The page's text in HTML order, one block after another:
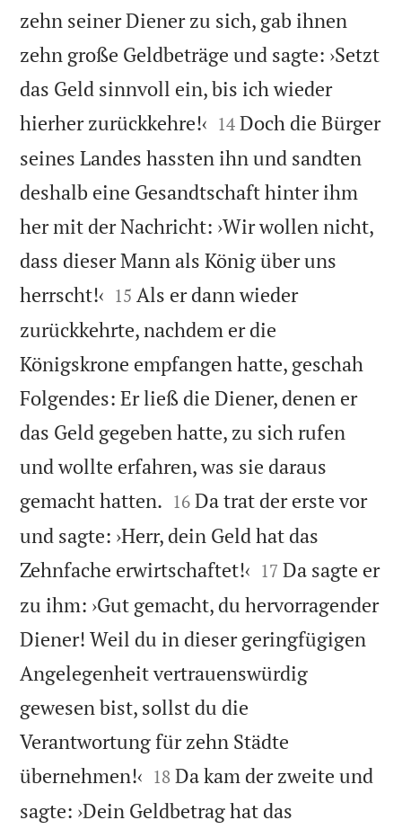
zehn seiner Diener zu sich, gab ihnen
zehn große Geldbeträge und sagte: ›Setzt
das Geld sinnvoll ein, bis ich wieder
hierher zurückkehre!‹ 

14 Doch die Bürger
seines Landes hassten ihn und sandten
deshalb eine Gesandtschaft hinter ihm
her mit der Nachricht: ›Wir wollen nicht,
dass dieser Mann als König über uns
herrscht!‹ 

15 Als er dann wieder
zurückkehrte, nachdem er die
Königskrone empfangen hatte, geschah
Folgendes: Er ließ die Diener, denen er
das Geld gegeben hatte, zu sich rufen
und wollte erfahren, was sie daraus
gemacht hatten. 

16 Da trat der erste vor
und sagte: ›Herr, dein Geld hat das
Zehnfache erwirtschaftet!‹ 

17 Da sagte er
zu ihm: ›Gut gemacht, du hervorragender
Diener! Weil du in dieser geringfügigen
Angelegenheit vertrauenswürdig
gewesen bist, sollst du die
Verantwortung für zehn Städte
übernehmen!‹ 

18 Da kam der zweite und
sagte: ›Dein Geldbetrag hat das